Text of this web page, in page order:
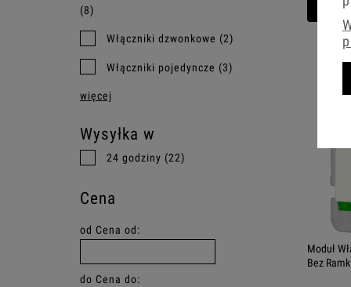
(8)
Włączniki dzwonkowe (2)
Włączniki pojedyncze (3)
więcej
Wysyłka w
24 godziny (22)
Cena
od Cena od:
do Cena do:
Do
Moduł
Bez